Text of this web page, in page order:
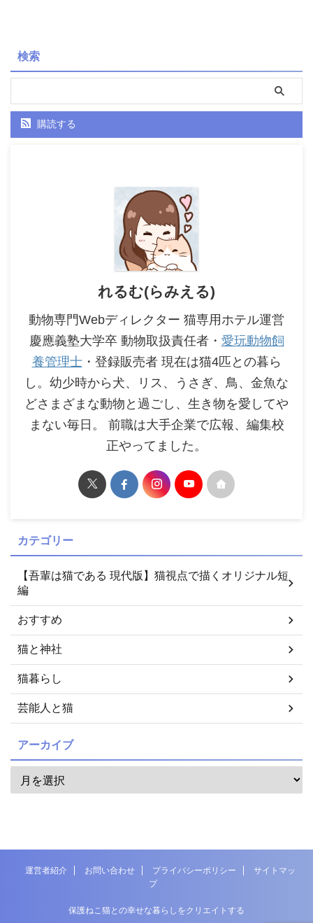
検索
購読する
れるむ(らみえる)
動物専門Webディレクター 猫専用ホテル運営
慶應義塾大学卒 動物取扱責任者・ 愛玩動物飼
養管理士・登録販売者 現在は猫4匹との暮ら
し。幼少時から犬、リス、うさぎ、鳥、金魚な
どさまざまな動物と過ごし、生き物を愛してや
まない毎日。 前職は大手企業で広報、編集校
正やってました。
カテゴリー
【吾輩は猫である 現代版】猫視点で描くオリジナル短
編
おすすめ
猫と神社
猫暮らし
芸能人と猫
アーカイブ
運営者紹介 お問い合わせ プライバシーポリシー
サイトマッ
プ
保護ねこ猫との幸せな暮らしをクリエイトする